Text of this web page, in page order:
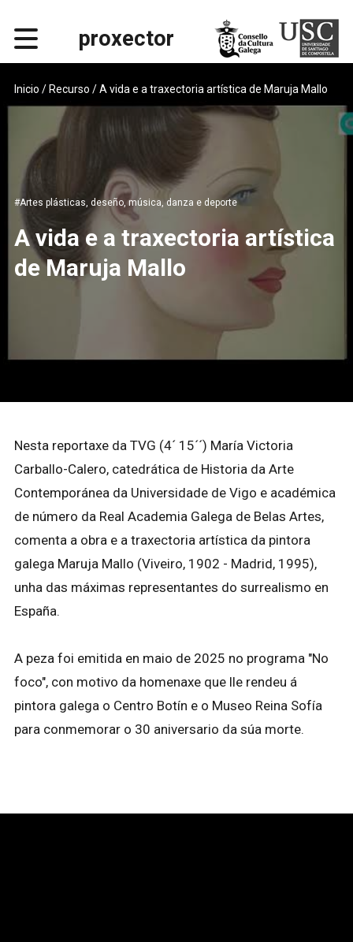
proxector
Inicio / Recurso / A vida e a traxectoria artística de Maruja Mallo
#Artes plásticas, deseño, música, danza e deporte
A vida e a traxectoria artística
de Maruja Mallo
Nesta reportaxe da TVG (4´ 15´´) María Victoria
Carballo-Calero, catedrática de Historia da Arte
Contemporánea da Universidade de Vigo e académica
de número da Real Academia Galega de Belas Artes,
comenta a obra e a traxectoria artística da pintora
galega Maruja Mallo (Viveiro, 1902 - Madrid, 1995),
unha das máximas representantes do surrealismo en
España.
A peza foi emitida en maio de 2025 no programa "No
foco", con motivo da homenaxe que lle rendeu á
pintora galega o Centro Botín e o Museo Reina Sofía
para conmemorar o 30 aniversario da súa morte.